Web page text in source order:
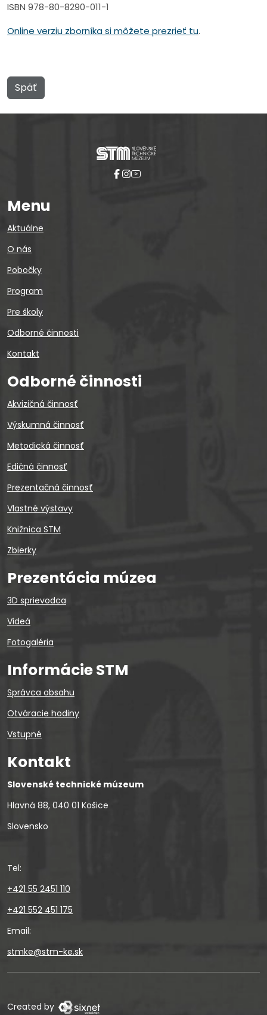
ISBN 978-80-8290-011-1
Online verziu zborníka si môžete prezrieť tu.
Späť
Menu
Aktuálne
O nás
Pobočky
Program
Pre školy
Odborné činnosti
Kontakt
Odborné činnosti
Akvizičná činnosť
Výskumná činnosť
Metodická činnosť
Edičná činnosť
Prezentačná činnosť
Vlastné výstavy
Knižnica STM
Zbierky
Prezentácia múzea
3D sprievodca
Videá
Fotogaléria
Informácie STM
Správca obsahu
Otváracie hodiny
Vstupné
Kontakt
Slovenské technické múzeum
Hlavná 88, 040 01 Košice
Slovensko
Tel:
+421 55 2451 110
+421 552 451 175
Email:
stmke@stm-ke.sk
Created by